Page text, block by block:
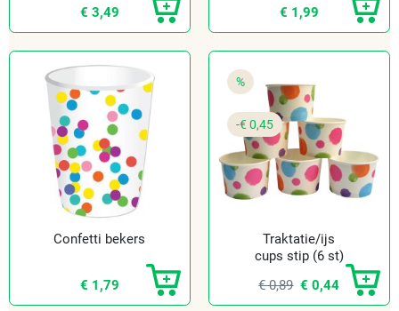
€ 3,49 € 1,99
Confetti bekers
€ 1,79
%
-€ 0,45
Traktatie/ijs
cups stip (6 st)
€ 0,89 € 0,44